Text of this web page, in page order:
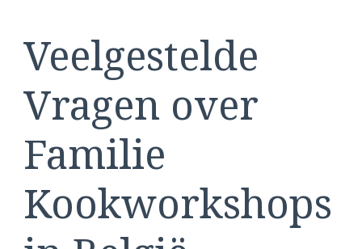
Veelgestelde
Vragen over
Familie
Kookworkshops